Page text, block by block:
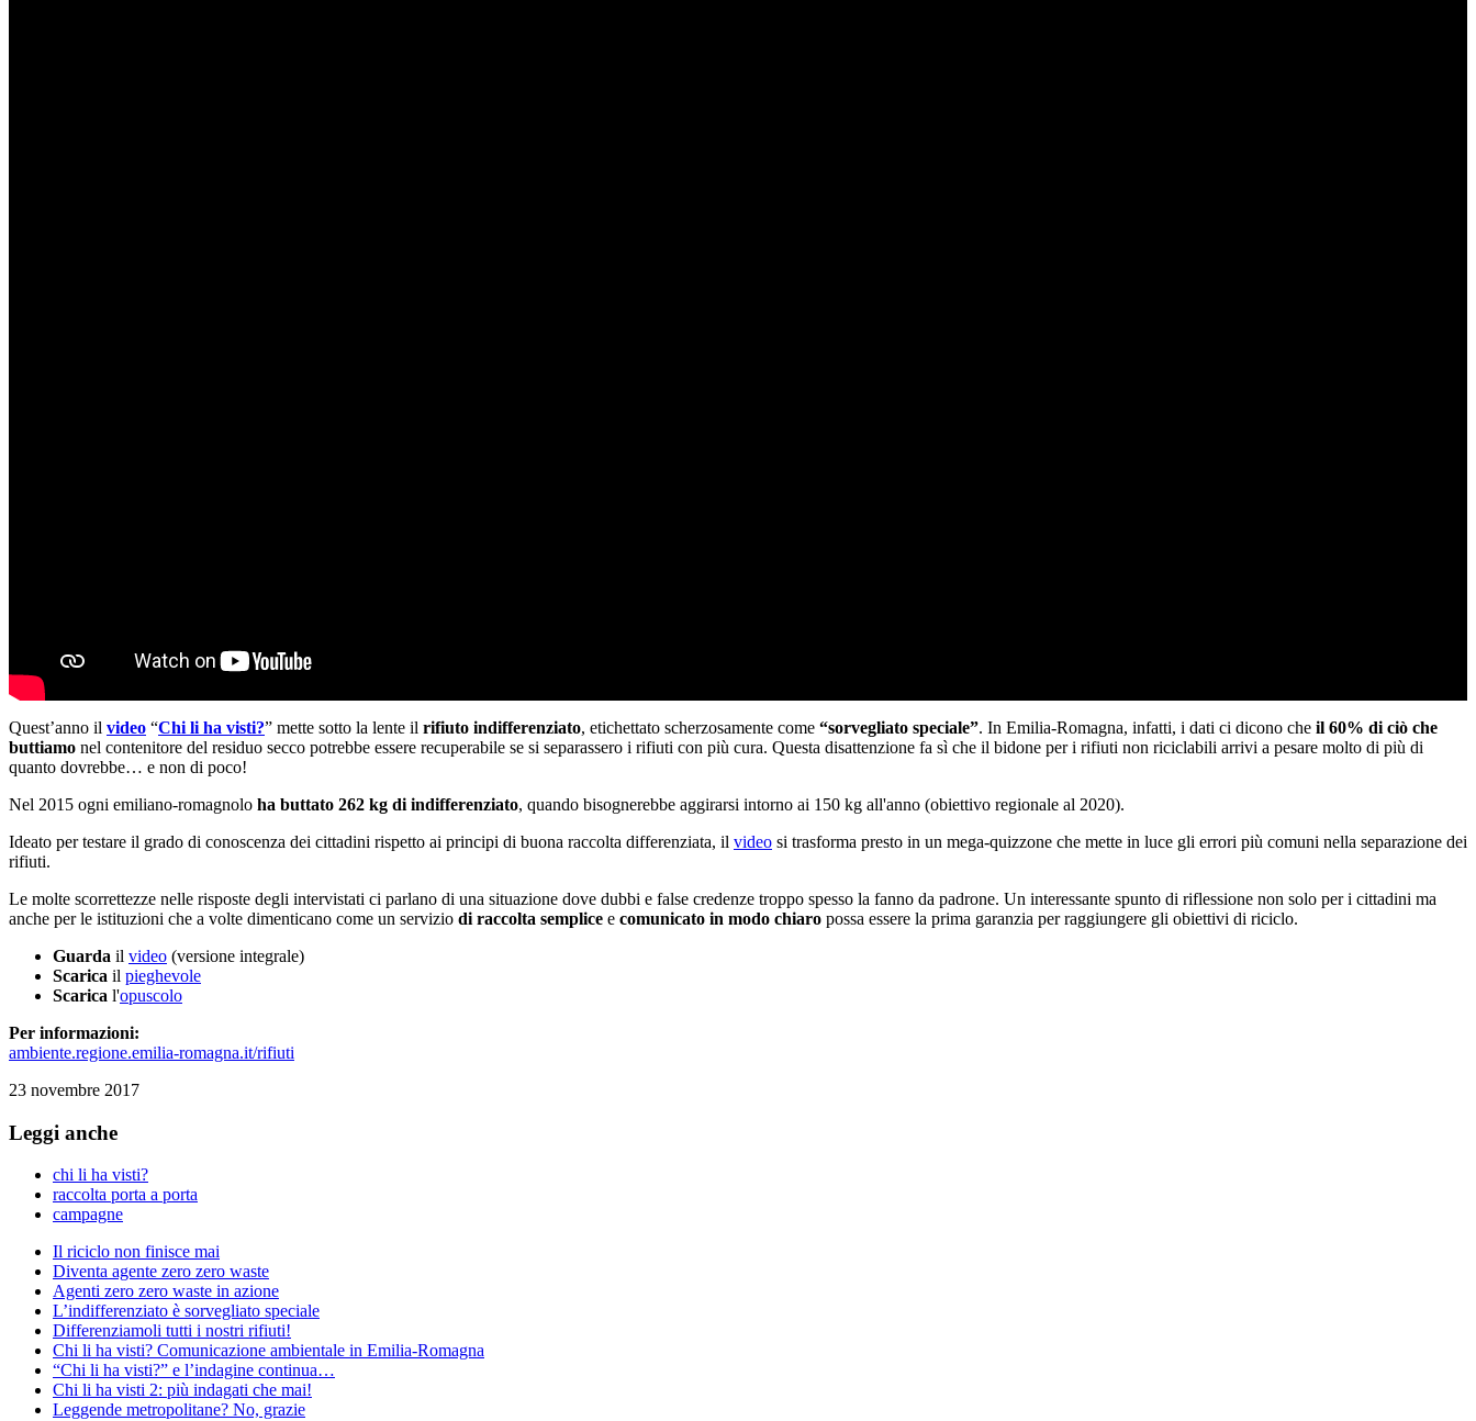
Quest’anno il video “Chi li ha visti?” mette sotto la lente il rifiuto indifferenziato, etichettato scherzosamente come “sorvegliato speciale”. In Emilia-Romagna, infatti, i dati ci dicono che il 60% di ciò che
buttiamo nel contenitore del residuo secco potrebbe essere recuperabile se si separassero i rifiuti con più cura. Questa disattenzione fa sì che il bidone per i rifiuti non riciclabili arrivi a pesare molto di più di
quanto dovrebbe… e non di poco!
Nel 2015 ogni emiliano-romagnolo ha buttato 262 kg di indifferenziato, quando bisognerebbe aggirarsi intorno ai 150 kg all'anno (obiettivo regionale al 2020).
Ideato per testare il grado di conoscenza dei cittadini rispetto ai principi di buona raccolta differenziata, il video si trasforma presto in un mega-quizzone che mette in luce gli errori più comuni nella separazione dei
rifiuti.
Le molte scorrettezze nelle risposte degli intervistati ci parlano di una situazione dove dubbi e false credenze troppo spesso la fanno da padrone. Un interessante spunto di riflessione non solo per i cittadini ma
anche per le istituzioni che a volte dimenticano come un servizio di raccolta semplice e comunicato in modo chiaro possa essere la prima garanzia per raggiungere gli obiettivi di riciclo.
Guarda il video (versione integrale)
Scarica il pieghevole
Scarica l'opuscolo
Per informazioni:
ambiente.regione.emilia-romagna.it/rifiuti
23 novembre 2017
Leggi anche
chi li ha visti?
raccolta porta a porta
campagne
Il riciclo non finisce mai
Diventa agente zero zero waste
Agenti zero zero waste in azione
L’indifferenziato è sorvegliato speciale
Differenziamoli tutti i nostri rifiuti!
Chi li ha visti? Comunicazione ambientale in Emilia-Romagna
“Chi li ha visti?” e l’indagine continua…
Chi li ha visti 2: più indagati che mai!
Leggende metropolitane? No, grazie